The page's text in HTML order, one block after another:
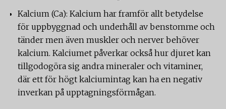
Kalcium (Ca): Kalcium har framför allt betydelse
för uppbyggnad och underhåll av benstomme och
tänder men även muskler och nerver behöver
kalcium. Kalciumet påverkar också hur djuret kan
tillgodogöra sig andra mineraler och vitaminer,
där ett för högt kalciumintag kan ha en negativ
inverkan på upptagningsförmågan.